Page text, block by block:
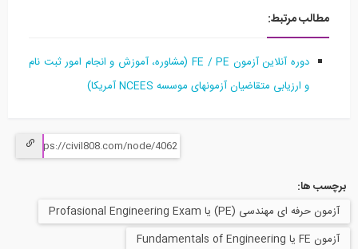
مطالب مرتبط:
دوره آنلاین آزمون FE / PE (مشاوره، آموزش و انجام امور ثبت نام
و ارزیابی متقاضیان آزمونهای موسسه NCEES آمریکا)
برچسب ها:
آزمون حرفه ای مهندسی (PE) یا Profasional Engineering Exam
آزمون FE یا Fundamentals of Engineering